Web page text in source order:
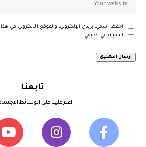
احفظ اسمي، بريدي الإلكتروني، والموقع الإلكتروني في
المقبلة في تعليقي.
تابعنا
اعثر علينا على الوسائط